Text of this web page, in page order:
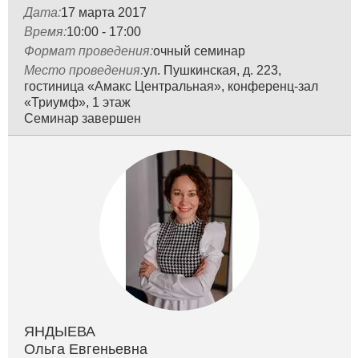
Дата:17 мартa 2017
Время:10:00 - 17:00
Формат проведения:очный семинар
Место проведения:ул. Пушкинская, д. 223,
гостиница «Амакс Центральная», конференц-зал
«Триумф», 1 этаж
Семинар завершен
ЯНДЫЕВА
Ольга Евгеньевна